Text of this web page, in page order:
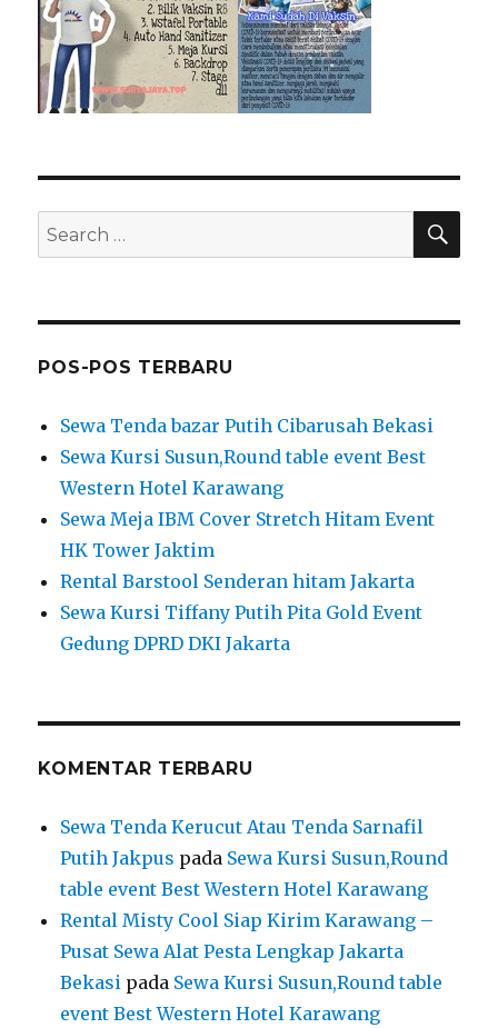
Search
for:
POS-POS TERBARU
Sewa Tenda bazar Putih Cibarusah Bekasi
Sewa Kursi Susun,Round table event Best
Western Hotel Karawang
Sewa Meja IBM Cover Stretch Hitam Event
HK Tower Jaktim
Rental Barstool Senderan hitam Jakarta
Sewa Kursi Tiffany Putih Pita Gold Event
Gedung DPRD DKI Jakarta
KOMENTAR TERBARU
Sewa Tenda Kerucut Atau Tenda Sarnafil
Putih Jakpus pada Sewa Kursi Susun,Round
table event Best Western Hotel Karawang
Rental Misty Cool Siap Kirim Karawang –
Pusat Sewa Alat Pesta Lengkap Jakarta
Bekasi pada Sewa Kursi Susun,Round table
event Best Western Hotel Karawang